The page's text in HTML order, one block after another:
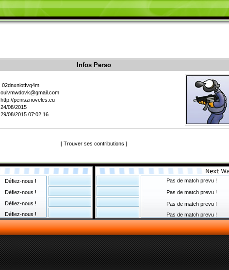
Infos Perso
02dnxniotfvq4m
ouivmwdovk@gmail.com
http://penisznoveles.eu
24/08/2015
29/08/2015 07:02:16
[ Trouver ses contributions ]
Défiez-nous !
Défiez-nous !
Défiez-nous !
Défiez-nous !
Pas de match prevu !
Pas de match prevu !
Pas de match prevu !
Pas de match prevu !